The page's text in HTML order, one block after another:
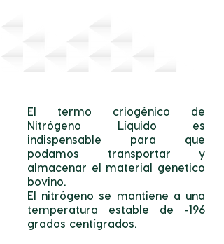
El termo criogénico de
Nitrógeno Líquido es
indispensable para que
podamos transportar y
almacenar el material genetico
bovino.
El nitrógeno se mantiene a una
temperatura estable de -196
grados centígrados.